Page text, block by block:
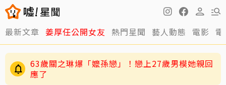
最新文章 姜厚任公開女友 熱門星聞 藝人動態 電影
逸祥結婚到現在都還沒開機！老婆紫布爾羞曝背
後原因